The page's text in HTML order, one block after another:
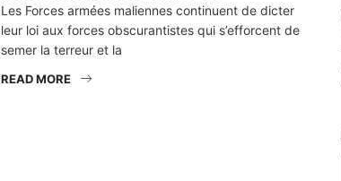
Les Forces armées maliennes continuent de dicter
leur loi aux forces obscurantistes qui s’efforcent de
semer la terreur et la
READ MORE